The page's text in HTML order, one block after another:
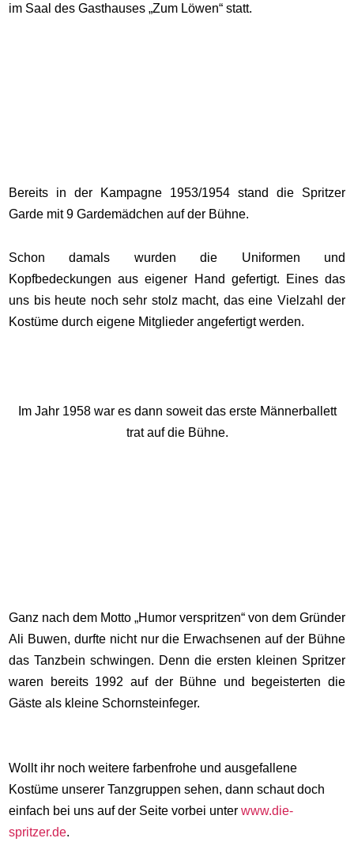
im Saal des Gasthauses „Zum Löwen“ statt.
Bereits in der Kampagne 1953/1954 stand die Spritzer
Garde mit 9 Gardemädchen auf der Bühne.
Schon damals wurden die Uniformen und
Kopfbedeckungen aus eigener Hand gefertigt. Eines das
uns bis heute noch sehr stolz macht, das eine Vielzahl der
Kostüme durch eigene Mitglieder angefertigt werden.
Im Jahr 1958 war es dann soweit das erste Männerballett
trat auf die Bühne.
Ganz nach dem Motto „Humor verspritzen“ von dem Gründer
Ali Buwen, durfte nicht nur die Erwachsenen auf der Bühne
das Tanzbein schwingen. Denn die ersten kleinen Spritzer
waren bereits 1992 auf der Bühne und begeisterten die
Gäste als kleine Schornsteinfeger.
Wollt ihr noch weitere farbenfrohe und ausgefallene
Kostüme unserer Tanzgruppen sehen, dann schaut doch
einfach bei uns auf der Seite vorbei unter www.die-
spritzer.de.